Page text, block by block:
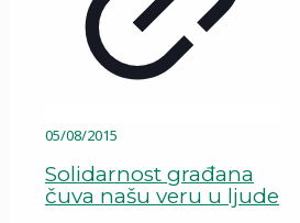
05/08/2015
Solidarnost građana
čuva našu veru u ljude